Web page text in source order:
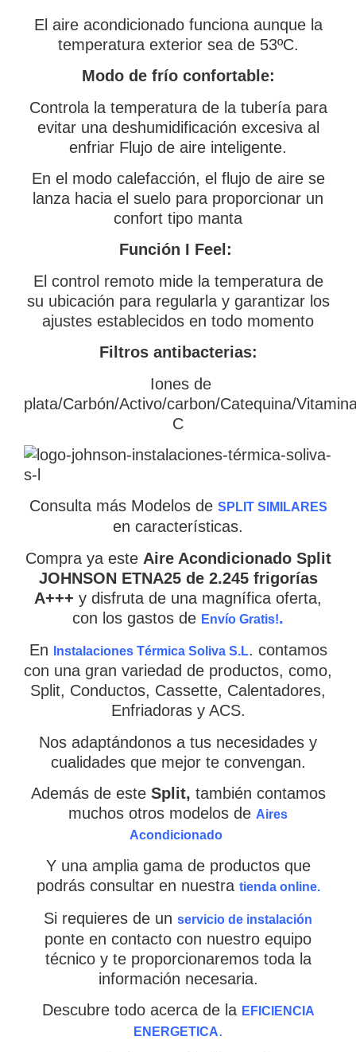
El aire acondicionado funciona aunque la
temperatura exterior sea de 53ºC.
Modo de frío confortable:
Controla la temperatura de la tubería para
evitar una deshumidificación excesiva al
enfriar Flujo de aire inteligente.
En el modo calefacción, el flujo de aire se
lanza hacia el suelo para proporcionar un
confort tipo manta
Función I Feel:
El control remoto mide la temperatura de
su ubicación para regularla y garantizar los
ajustes establecidos en todo momento
Filtros antibacterias:
Iones de
plata/Carbón/Activo/carbon/Catequina/
C
Consulta más Modelos de SPLIT SIMILARES
en características.
Compra ya este Aire Acondicionado Split
JOHNSON ETNA25 de 2.245 frigorías
A+++ y disfruta de una magnífica oferta,
con los gastos de Envío Gratis!.
En
Instalaciones Térmica Soliva S.L. contamos
con una gran variedad de productos, como,
Split, Conductos, Cassette, Calentadores,
Enfriadoras y ACS.
Nos adaptándonos a tus necesidades y
cualidades que mejor te convengan.
Además de esteSplit, también contamos
muchos otros modelos de Aires
Acondicionado
Y una amplia gama de productos que
podrás consultar en nuestra tienda online.
Si requieres de un servicio de instalación
ponte en contacto con nuestro equipo
técnico y te proporcionaremos toda la
información necesaria.
Descubre todo acerca de la EFICIENCIA
ENERGETICA.